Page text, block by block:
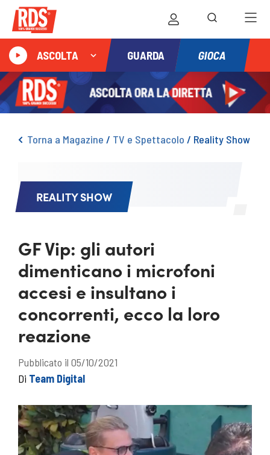
ASCOLTA GUARDA GIOCA
Torna a Magazine / TV e Spettacolo / Reality Show
REALITY SHOW
GF Vip: gli autori
dimenticano i microfoni
accesi e insultano i
concorrenti, ecco la loro
reazione
Pubblicato il 05/10/2021
Di Team Digital